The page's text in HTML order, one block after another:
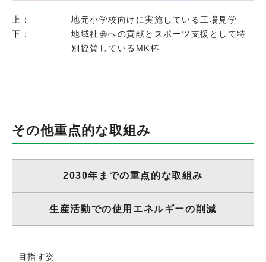
上：
地元小学校向けに実施している工場見学
下：
地域社会への貢献とスポーツ支援として特
別協賛しているMK杯
その他重点的な取組み
2030年までの重点的な取組み
生産活動での使用エネルギーの削減
目指す姿